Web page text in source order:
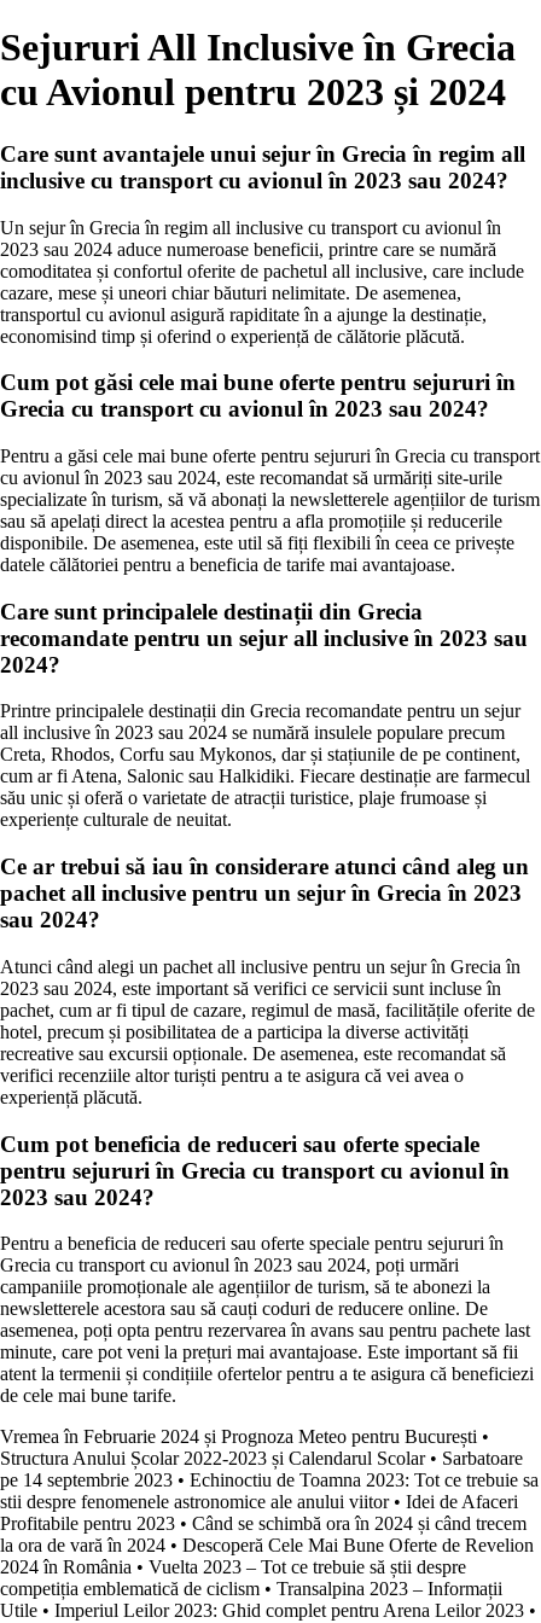
Sejururi All Inclusive în Grecia
cu Avionul pentru 2023 și 2024
Care sunt avantajele unui sejur în Grecia în regim all
inclusive cu transport cu avionul în 2023 sau 2024?
Un sejur în Grecia în regim all inclusive cu transport cu avionul în
2023 sau 2024 aduce numeroase beneficii, printre care se numără
comoditatea și confortul oferite de pachetul all inclusive, care include
cazare, mese și uneori chiar băuturi nelimitate. De asemenea,
transportul cu avionul asigură rapiditate în a ajunge la destinație,
economisind timp și oferind o experiență de călătorie plăcută.
Cum pot găsi cele mai bune oferte pentru sejururi în
Grecia cu transport cu avionul în 2023 sau 2024?
Pentru a găsi cele mai bune oferte pentru sejururi în Grecia cu transport
cu avionul în 2023 sau 2024, este recomandat să urmăriți site-urile
specializate în turism, să vă abonați la newsletterele agențiilor de turism
sau să apelați direct la acestea pentru a afla promoțiile și reducerile
disponibile. De asemenea, este util să fiți flexibili în ceea ce privește
datele călătoriei pentru a beneficia de tarife mai avantajoase.
Care sunt principalele destinații din Grecia
recomandate pentru un sejur all inclusive în 2023 sau
2024?
Printre principalele destinații din Grecia recomandate pentru un sejur
all inclusive în 2023 sau 2024 se numără insulele populare precum
Creta, Rhodos, Corfu sau Mykonos, dar și stațiunile de pe continent,
cum ar fi Atena, Salonic sau Halkidiki. Fiecare destinație are farmecul
său unic și oferă o varietate de atracții turistice, plaje frumoase și
experiențe culturale de neuitat.
Ce ar trebui să iau în considerare atunci când aleg un
pachet all inclusive pentru un sejur în Grecia în 2023
sau 2024?
Atunci când alegi un pachet all inclusive pentru un sejur în Grecia în
2023 sau 2024, este important să verifici ce servicii sunt incluse în
pachet, cum ar fi tipul de cazare, regimul de masă, facilitățile oferite de
hotel, precum și posibilitatea de a participa la diverse activități
recreative sau excursii opționale. De asemenea, este recomandat să
verifici recenziile altor turiști pentru a te asigura că vei avea o
experiență plăcută.
Cum pot beneficia de reduceri sau oferte speciale
pentru sejururi în Grecia cu transport cu avionul în
2023 sau 2024?
Pentru a beneficia de reduceri sau oferte speciale pentru sejururi în
Grecia cu transport cu avionul în 2023 sau 2024, poți urmări
campaniile promoționale ale agențiilor de turism, să te abonezi la
newsletterele acestora sau să cauți coduri de reducere online. De
asemenea, poți opta pentru rezervarea în avans sau pentru pachete last
minute, care pot veni la prețuri mai avantajoase. Este important să fii
atent la termenii și condițiile ofertelor pentru a te asigura că beneficiezi
de cele mai bune tarife.
Vremea în Februarie 2024 și Prognoza Meteo pentru București •
Structura Anului Școlar 2022-2023 și Calendarul Scolar• Sarbatoare
pe 14 septembrie 2023 • Echinoctiu de Toamna 2023: Tot ce trebuie sa
stii despre fenomenele astronomice ale anului viitor• Idei de Afaceri
Profitabile pentru 2023 • Când se schimbă ora în 2024 și când trecem
la ora de vară în 2024 • Descoperă Cele Mai Bune Oferte de Revelion
2024 în România • Vuelta 2023 – Tot ce trebuie să știi despre
competiția emblematică de ciclism • Transalpina 2023 – Informații
Utile • Imperiul Leilor 2023: Ghid complet pentru Arena Leilor 2023 •